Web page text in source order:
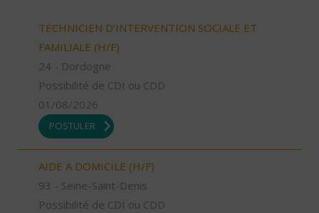
TECHNICIEN D’INTERVENTION SOCIALE ET
FAMILIALE (H/F)
24 - Dordogne
Possibilité de CDI ou CDD
01/08/2026
POSTULER
AIDE A DOMICILE (H/F)
93 - Seine-Saint-Denis
Possibilité de CDI ou CDD